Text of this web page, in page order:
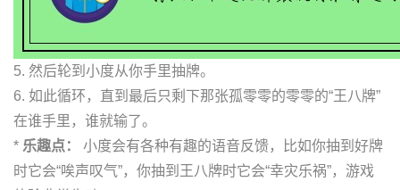
5. 然后轮到小度从你手里抽牌。
6. 如此循环，直到最后只剩下那张孤零零的零零的“王八牌”
在谁手里，谁就输了。
* 乐趣点：
小度会有各种有趣的语音反馈，比如你抽到好牌
时它会“唉声叹气”，你抽到王八牌时它会“幸灾乐祸”，游戏